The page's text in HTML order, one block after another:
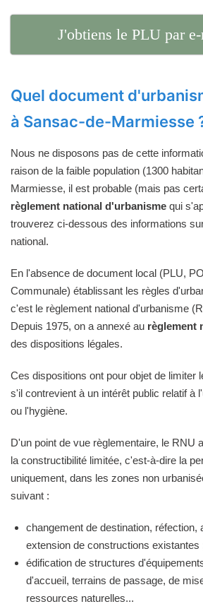
J'obtiens le PLU par
Quel document
à Sansac-de-Marmiesse
Nous ne disposons pas de cette
raison de la faible population (1300
Marmiesse, il est probable (mais pas
règlement national d'urbanisme qui
trouverez ci-dessous des informations
national.
En l'absence de document local (PLU,
Communale) établissant les règles
c'est le règlement national d'urbanisme
Depuis 1975, on a annexé au règlement
des dispositions légales.
Ces dispositions ont pour objet de limiter
s'il contrevient à un intérêt public relatif à
ou l'hygiène.
D'un point de vue règlementaire, le RNU
la constructibilité limitée, c'est-à-dire la
uniquement, dans les zones non
suivant :
changement de destination, réfection,
extension de constructions existantes
édification de structures
d'accueil, terrains de passage, de
ressources naturelles...